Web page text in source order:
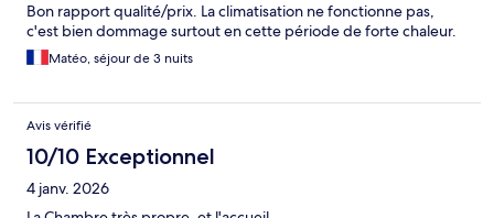
Bon rapport qualité/prix. La climatisation ne fonctionne pas,
c'est bien dommage surtout en cette période de forte chaleur.
Matéo, séjour de 3 nuits
Avis vérifié
10/10 Exceptionnel
4 janv. 2026